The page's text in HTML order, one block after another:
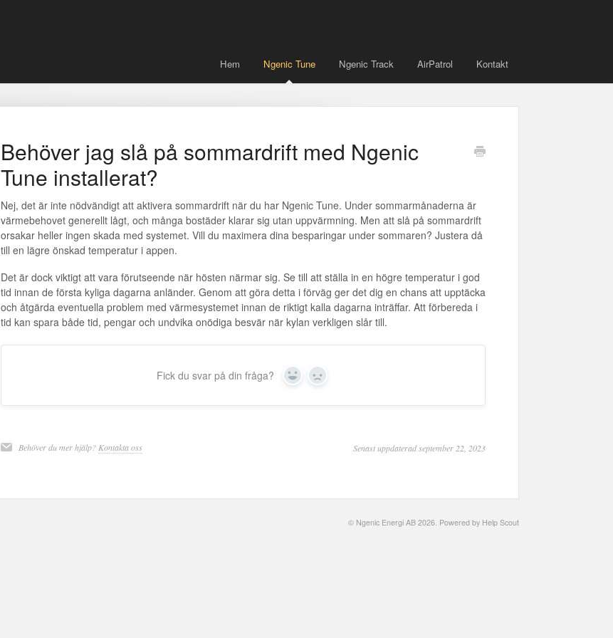
Hem Ngenic Tune Ngenic Track AirPatrol Kontakt
Behöver jag slå på sommardrift med Ngenic
Tune installerat?
Nej, det är inte nödvändigt att aktivera sommardrift när du har Ngenic Tune. Under sommarmånaderna är
värmebehovet generellt lågt, och många bostäder klarar sig utan uppvärmning. Men att slå på sommardrift
orsakar heller ingen skada med systemet. Vill du maximera dina besparingar under sommaren? Justera då
till en lägre önskad temperatur i appen.
Det är dock viktigt att vara förutseende när hösten närmar sig. Se till att ställa in en högre temperatur i god
tid innan de första kyliga dagarna anländer. Genom att göra detta i förväg ger det dig en chans att upptäcka
och åtgärda eventuella problem med värmesystemet innan de riktigt kalla dagarna inträffar. Att förbereda i
tid kan spara både tid, pengar och undvika onödiga besvär när kylan verkligen slår till.
Fick du svar på din fråga? Yes No
Behöver du mer hjälp? Kontakta oss Senast uppdaterad september 22, 2023
© Ngenic Energi AB 2026. Powered by Help Scout